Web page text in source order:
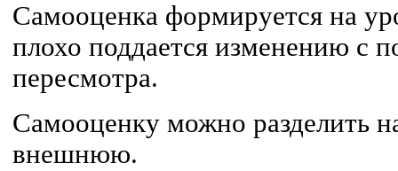
Самооценка формируется на
плохо поддается изменению с
пересмотра.
Самооценку можно разделить
внешнюю.